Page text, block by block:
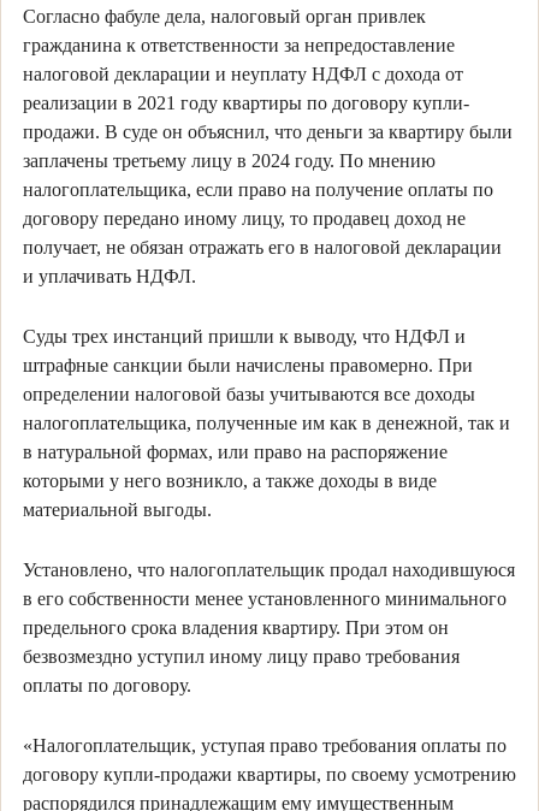
Согласно фабуле дела, налоговый орган привлек
гражданина к ответственности за непредоставление
налоговой декларации и неуплату НДФЛ с дохода от
реализации в 2021 году квартиры по договору купли-
продажи. В суде он объяснил, что деньги за квартиру были
заплачены третьему лицу в 2024 году. По мнению
налогоплательщика, если право на получение оплаты по
договору передано иному лицу, то продавец доход не
получает, не обязан отражать его в налоговой декларации
и уплачивать НДФЛ.
Суды трех инстанций пришли к выводу, что НДФЛ и
штрафные санкции были начислены правомерно. При
определении налоговой базы учитываются все доходы
налогоплательщика, полученные им как в денежной, так и
в натуральной формах, или право на распоряжение
которыми у него возникло, а также доходы в виде
материальной выгоды.
Установлено, что налогоплательщик продал находившуюся
в его собственности менее установленного минимального
предельного срока владения квартиру. При этом он
безвозмездно уступил иному лицу право требования
оплаты по договору.
«Налогоплательщик, уступая право требования оплаты по
договору купли-продажи квартиры, по своему усмотрению
распорядился принадлежащим ему имущественным